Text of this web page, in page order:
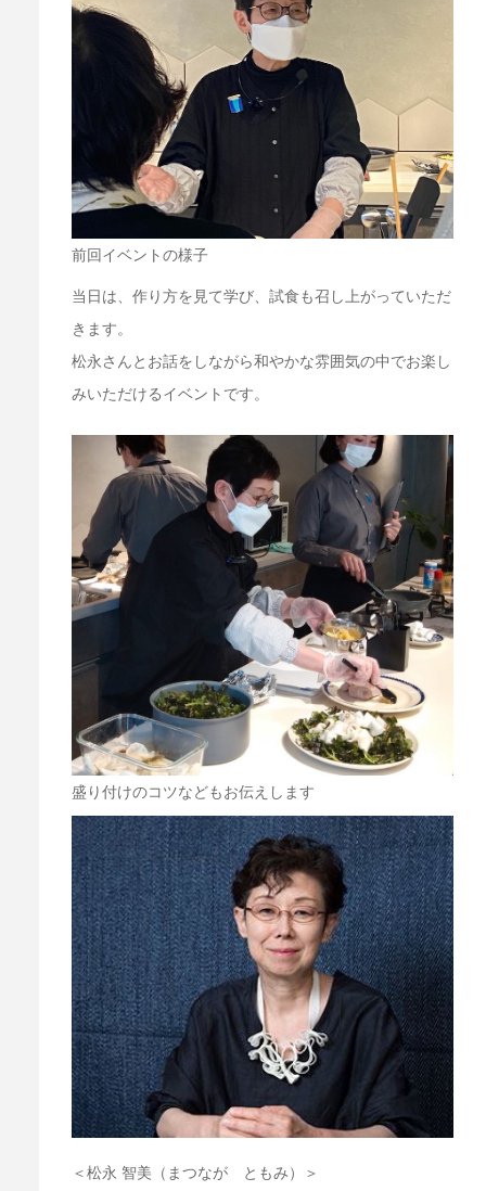
前回イベントの様子
当日は、作り方を見て学び、試食も召し上がっていただ
きます。
松永さんとお話をしながら和やかな雰囲気の中でお楽し
みいただけるイベントです。
盛り付けのコツなどもお伝えします
＜松永 智美（まつなが ともみ）＞